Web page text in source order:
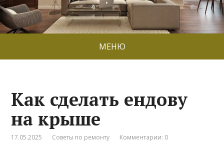
МЕНЮ
Как сделать ендову
на крыше
17.05.2025 Советы по ремонту Комментарии: 0